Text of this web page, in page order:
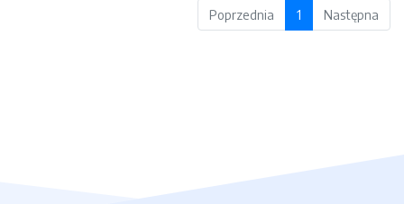
Poprzednia
1 Następna